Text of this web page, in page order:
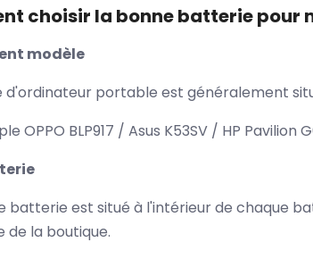
choisir la bonne batterie pour
modèle
d'ordinateur portable est généralement
OPPO BLP917 / Asus K53SV / HP Pavilion
batterie est situé à l'intérieur de chaque
de la boutique.